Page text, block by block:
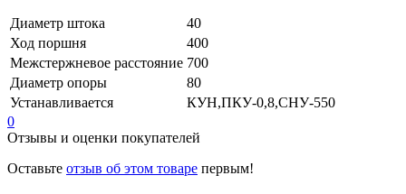
Диаметр штока
40
Ход поршня
400
Межстержневое расстояние 700
Диаметр опоры
80
Устанавливается
КУН,ПКУ-0,8,СНУ-550
0
Отзывы и оценки покупателей
Оставьте отзыв об этом товаре первым!